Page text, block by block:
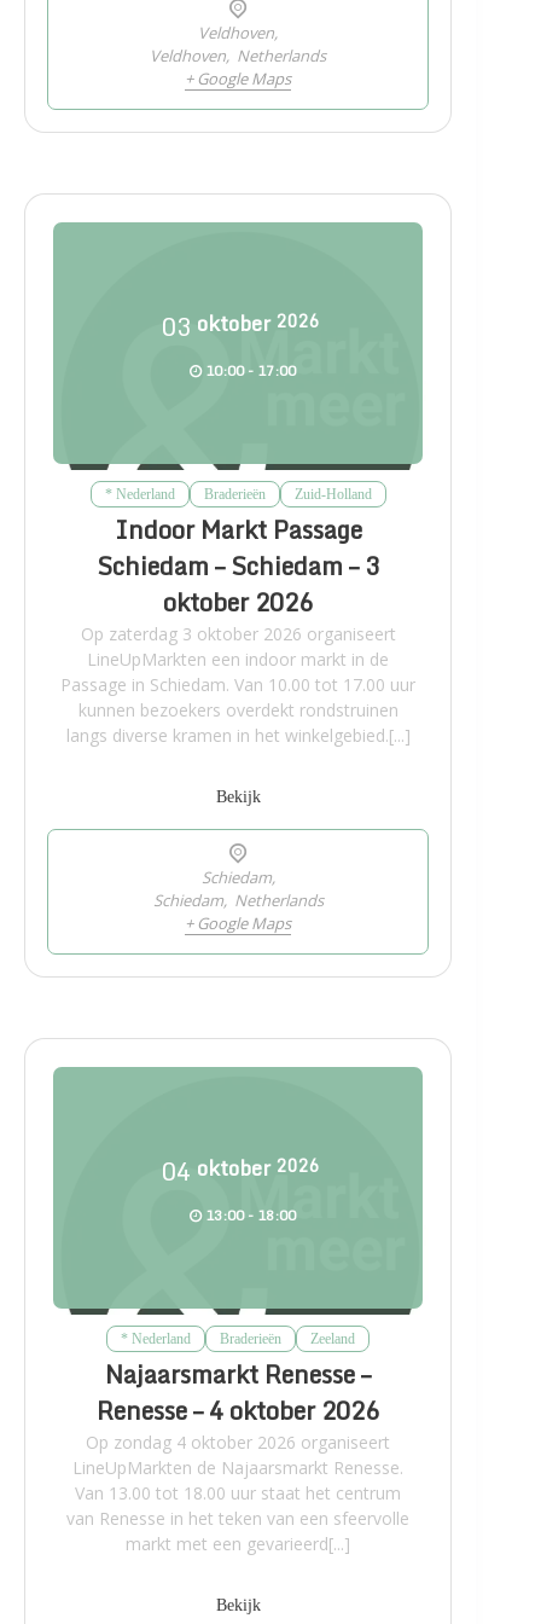
Veldhoven,
Veldhoven, Netherlands
+ Google Maps
03 oktober 2026
10:00 - 17:00
* Nederland Braderieën Zuid-Holland
Indoor Markt Passage
Schiedam – Schiedam – 3
oktober 2026
Op zaterdag 3 oktober 2026 organiseert
LineUpMarkten een indoor markt in de
Passage in Schiedam. Van 10.00 tot 17.00 uur
kunnen bezoekers overdekt rondstruinen
langs diverse kramen in het winkelgebied.[...]
Bekijk
Schiedam,
Schiedam, Netherlands
+ Google Maps
04 oktober 2026
13:00 - 18:00
* Nederland Braderieën Zeeland
Najaarsmarkt Renesse –
Renesse – 4 oktober 2026
Op zondag 4 oktober 2026 organiseert
LineUpMarkten de Najaarsmarkt Renesse.
Van 13.00 tot 18.00 uur staat het centrum
van Renesse in het teken van een sfeervolle
markt met een gevarieerd[...]
Bekijk